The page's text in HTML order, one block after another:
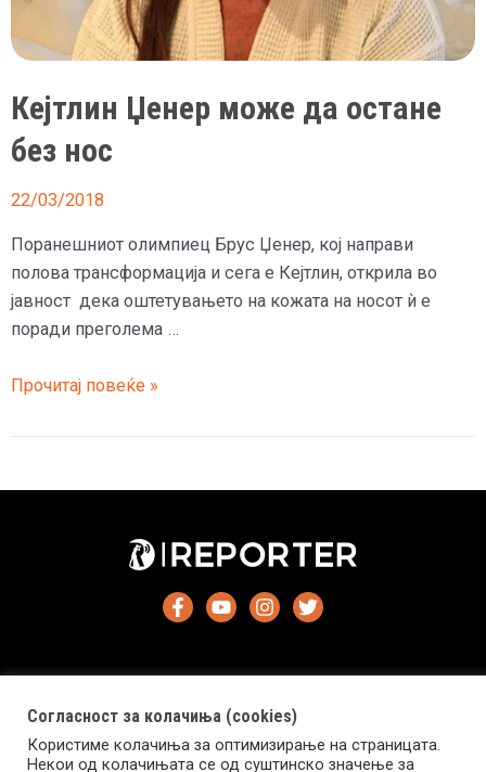
Кејтлин Џенер може да остане
без нос
22/03/2018
Поранешниот олимпиец Брус Џенер, кој направи
полова трансформација и сега е Кејтлин, открила во
јавност дека оштетувањето на кожата на носот ѝ е
поради преголема …
Кејтлин
може
остане
Прочитај повеќе »
Импресум Маркетинг Контакт Услови за користење
Согласност за колачиња (cookies)
Користиме колачиња за оптимизирање на страницата.
Некои од колачињата се од суштинско значење за